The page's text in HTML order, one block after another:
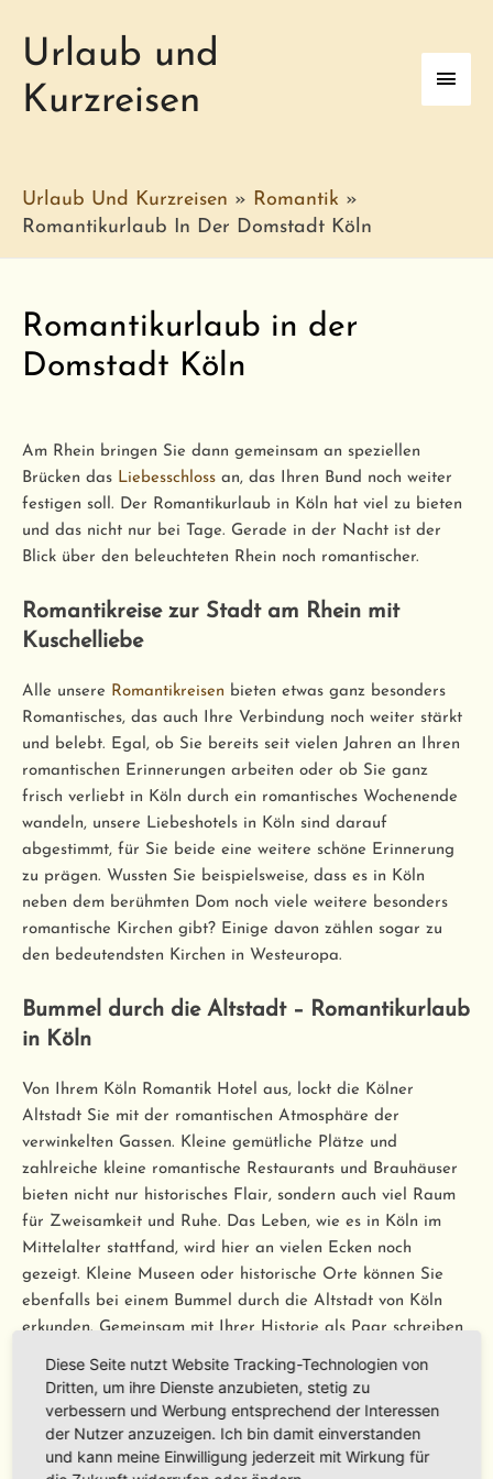
Urlaub und
Kurzreisen
Urlaub Und Kurzreisen » Romantik »
Romantikurlaub In Der Domstadt Köln
Romantikurlaub in der
Domstadt Köln
Am Rhein bringen Sie dann gemeinsam an speziellen
Brücken das Liebesschloss an, das Ihren Bund noch weiter
festigen soll. Der Romantikurlaub in Köln hat viel zu bieten
und das nicht nur bei Tage. Gerade in der Nacht ist der
Blick über den beleuchteten Rhein noch romantischer.
Romantikreise zur Stadt am Rhein mit
Kuschelliebe
Alle unsere Romantikreisen bieten etwas ganz besonders
Romantisches, das auch Ihre Verbindung noch weiter stärkt
und belebt. Egal, ob Sie bereits seit vielen Jahren an Ihren
romantischen Erinnerungen arbeiten oder ob Sie ganz
frisch verliebt in Köln durch ein romantisches Wochenende
wandeln, unsere Liebeshotels in Köln sind darauf
abgestimmt, für Sie beide eine weitere schöne Erinnerung
zu prägen. Wussten Sie beispielsweise, dass es in Köln
neben dem berühmten Dom noch viele weitere besonders
romantische Kirchen gibt? Einige davon zählen sogar zu
den bedeutendsten Kirchen in Westeuropa.
Bummel durch die Altstadt – Romantikurlaub
in Köln
Von Ihrem Köln Romantik Hotel aus, lockt die Kölner
Altstadt Sie mit der romantischen Atmosphäre der
verwinkelten Gassen. Kleine gemütliche Plätze und
zahlreiche kleine romantische Restaurants und Brauhäuser
bieten nicht nur historisches Flair, sondern auch viel Raum
für Zweisamkeit und Ruhe. Das Leben, wie es in Köln im
Mittelalter stattfand, wird hier an vielen Ecken noch
gezeigt. Kleine Museen oder historische Orte können Sie
ebenfalls bei einem Bummel durch die Altstadt von Köln
erkunden. Gemeinsam mit Ihrer Historie als Paar schreiben
Romantikurlaub in Köln – Liebe atmen
Ob es das 4711 Haus ist oder das Liebesschloss, das Sie und
Diese Seite nutzt Website Tracking-Technologien von
Dritten, um ihre Dienste anzubieten, stetig zu
verbessern und Werbung entsprechend der Interessen
der Nutzer anzuzeigen. Ich bin damit einverstanden
und kann meine Einwilligung jederzeit mit Wirkung für